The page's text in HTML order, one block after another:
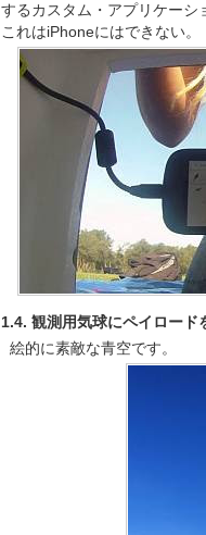
するカスタム・アプリケーシ
これはiPhoneにはできない。
1.4. 観測用気球にペイロード
絵的に素敵な青空です。